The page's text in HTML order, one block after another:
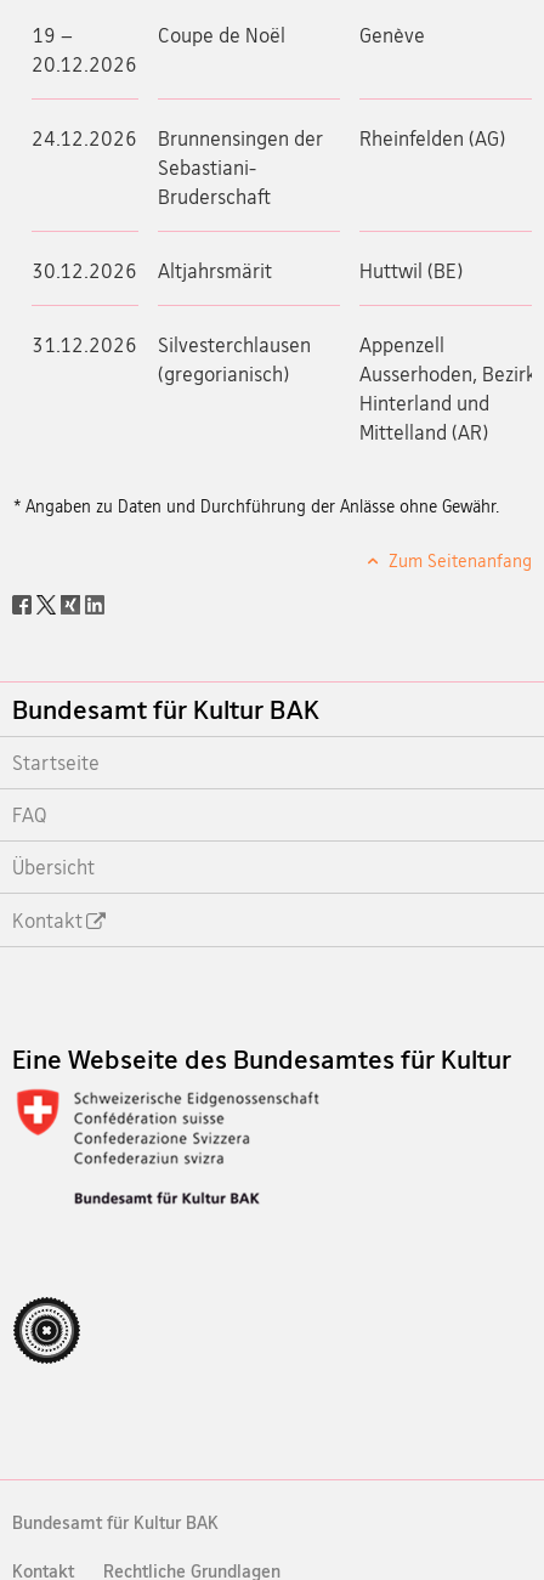
19 –
20.12.2026
Coupe de Noël Genève
24.12.2026
Brunnensingen der
Sebastiani-
Bruderschaft
Rheinfelden (AG)
30.12.2026 Altjahrsmärit Huttwil (BE)
31.12.2026
Silvesterchlausen
(gregorianisch)
Appenzell
Ausserhoden, Bezirk
Hinterland und
Mittelland (AR)
* Angaben zu Daten und Durchführung der Anlässe ohne Gewähr.
Zum Seitenanfang
Social
Footer
Bundesamt für Kultur BAK
Startseite
FAQ
Übersicht
Kontakt
Eine Webseite des Bundesamtes für Kultur
Bundesamt für Kultur BAK
Kontakt Rechtliche Grundlagen